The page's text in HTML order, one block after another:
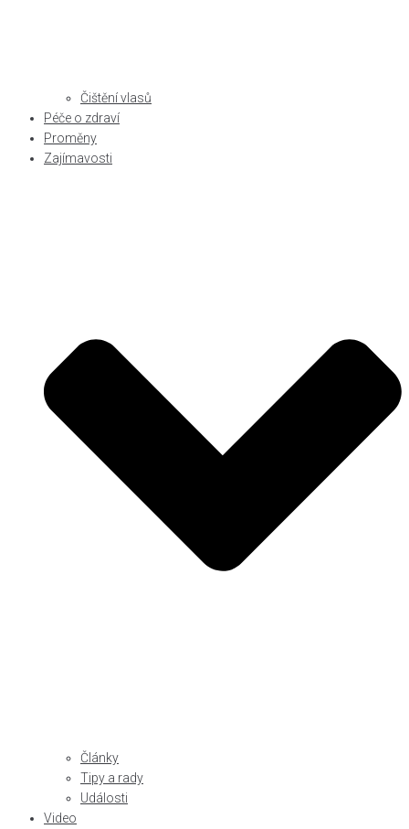
Čištění vlasů
Péče o zdraví
Proměny
Zajímavosti
Články
Tipy a rady
Události
Video